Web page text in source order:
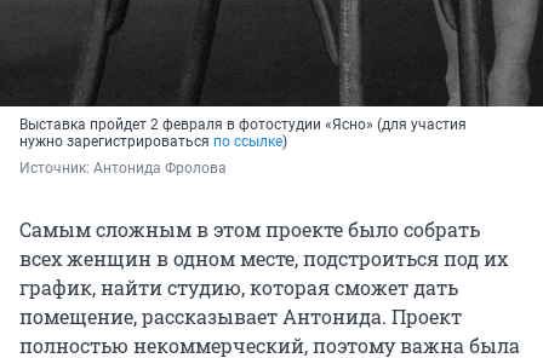
Выставка пройдет 2 февраля в фотостудии «Ясно» (для участия
нужно зарегистрироваться по ссылке)
Источник: Антонида Фролова
Самым сложным в этом проекте было собрать
всех женщин в одном месте, подстроиться под их
график, найти студию, которая сможет дать
помещение, рассказывает Антонида. Проект
полностью некоммерческий, поэтому важна была